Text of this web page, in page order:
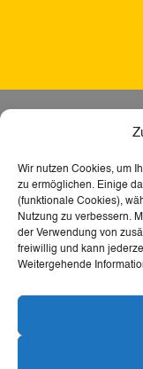
Wir nutzen Cookies, um
zu ermöglichen. Einige
(funktionale Cookies),
Nutzung zu verbessern.
der Verwendung von
freiwillig und kann
Weitergehende
Webseite